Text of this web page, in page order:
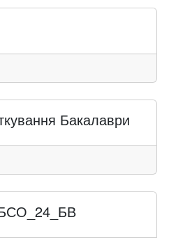
Бакалаври